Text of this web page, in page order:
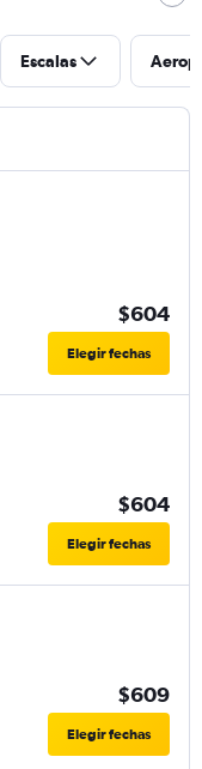
Escalas
$604
Elegir fechas
$604
Elegir fechas
$609
Elegir fechas